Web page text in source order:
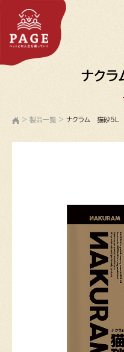
ナク
> 製品一覧 > ナクラム 猫砂5L